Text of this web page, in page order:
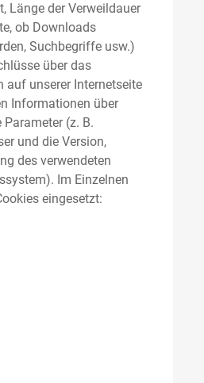
Länge der Verweildauer
ob Downloads
Suchbegriffe usw.)
über das
auf unserer Internetseite
Informationen über
(z. B.
und die Version,
des verwendeten
Im Einzelnen
eingesetzt: